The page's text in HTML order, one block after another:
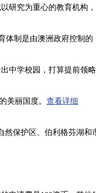
研究为重心的教育机构，
体制是由澳洲政府控制
中学校园，打算提前领略
美丽国度。 查看详细
保护区、伯利格芬湖和